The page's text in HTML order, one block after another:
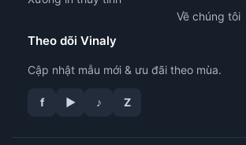
Về chúng tôi
Theo dõi Vinaly
Cập nhật mẫu mới & ưu đãi theo mùa.
f ▶ ♪ Z